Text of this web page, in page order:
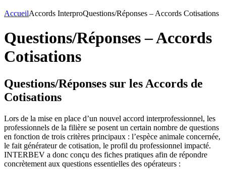
AccueilAccords InterproQuestions/Réponses – Accords Cotisations
Questions/Réponses – Accords
Cotisations
Questions/Réponses sur les Accords de
Cotisations
Lors de la mise en place d’un nouvel accord interprofessionnel, les
professionnels de la filière se posent un certain nombre de questions
en fonction de trois critères principaux : l’espèce animale concernée,
le fait générateur de cotisation, le profil du professionnel impacté.
INTERBEV a donc conçu des fiches pratiques afin de répondre
concrètement aux questions essentielles des opérateurs :